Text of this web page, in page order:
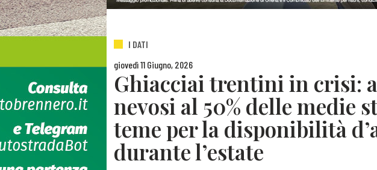
I DATI
giovedì 11 Giugno, 2026
Ghiacciai trentini in crisi:
nevosi al 50% delle medie
teme per la disponibilità
durante l’estate